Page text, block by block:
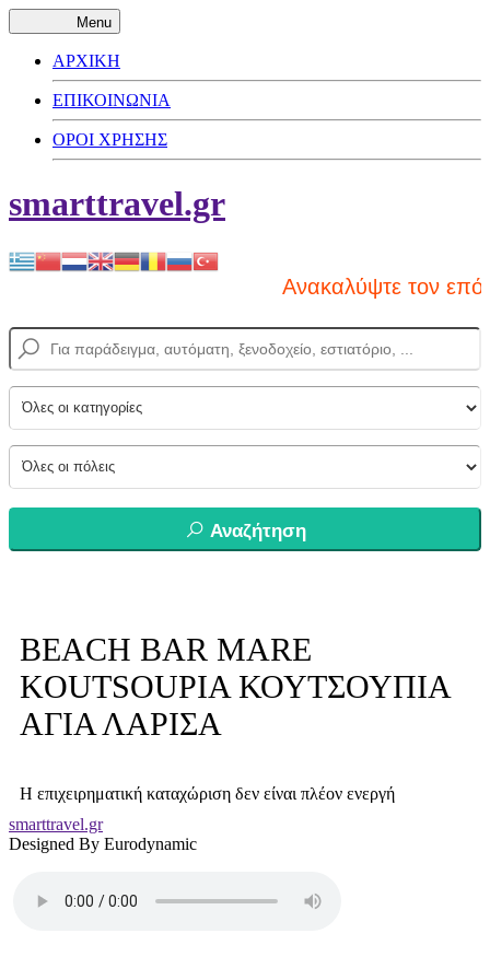
Menu
ΑΡΧΙΚΗ
ΕΠΙΚΟΙΝΩΝΙΑ
ΟΡΟΙ ΧΡΗΣΗΣ
smarttravel.gr
Ανακαλύψτε τον
Αναζήτηση
BEACH BAR MARE
KOUTSOUPIA ΚΟΥΤΣΟΥΠΙΑ
ΑΓΙΑ ΛΑΡΙΣΑ
Η επιχειρηματική καταχώριση δεν είναι πλέον ενεργή
smarttravel.gr
Designed By Eurodynamic